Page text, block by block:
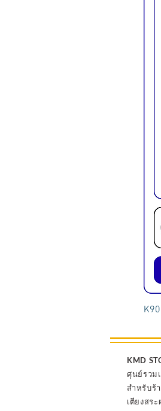
KMD
ศุนย์รวม
สำหรับร้
เตียงสร